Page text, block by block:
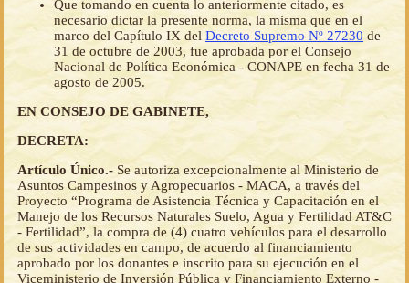
Que tomando en cuenta lo anteriormente citado, es
necesario dictar la presente norma, la misma que en el
marco del Capítulo IX del Decreto Supremo Nº 27230 de
31 de octubre de 2003, fue aprobada por el Consejo
Nacional de Política Económica - CONAPE en fecha 31 de
agosto de 2005.
EN CONSEJO DE GABINETE,
DECRETA:
Artículo Único.- Se autoriza excepcionalmente al Ministerio de
Asuntos Campesinos y Agropecuarios - MACA, a través del
Proyecto “Programa de Asistencia Técnica y Capacitación en el
Manejo de los Recursos Naturales Suelo, Agua y Fertilidad AT&C
- Fertilidad”, la compra de (4) cuatro vehículos para el desarrollo
de sus actividades en campo, de acuerdo al financiamiento
aprobado por los donantes e inscrito para su ejecución en el
Viceministerio de Inversión Pública y Financiamiento Externo -